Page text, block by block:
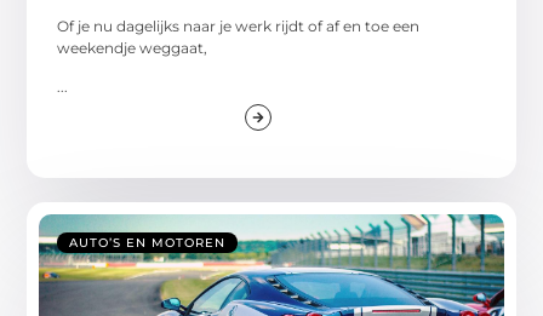
Of je nu dagelijks naar je werk rijdt of af en toe een
weekendje weggaat,
AUTO’S EN MOTOREN